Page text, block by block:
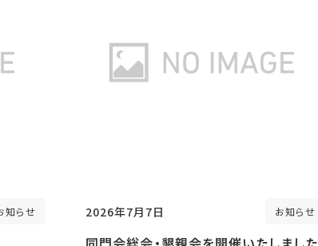
知らせ 2026年7月7日 お知らせ